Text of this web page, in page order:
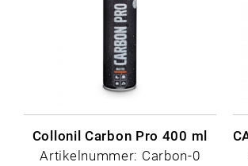
Collonil Carbon Pro 400 ml
Artikelnummer: Carbon-0